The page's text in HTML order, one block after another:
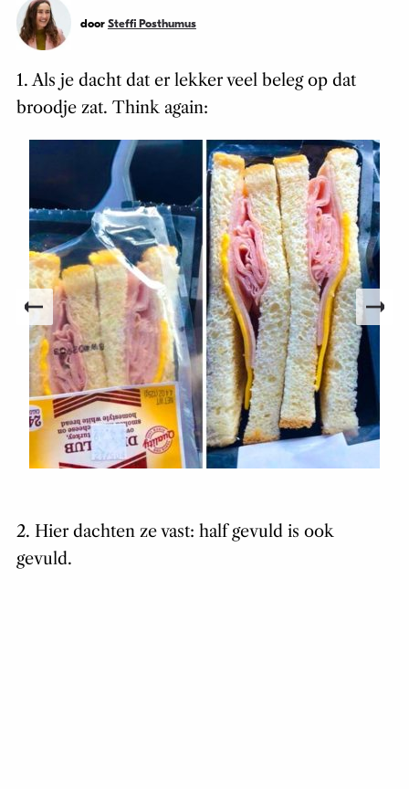
door Steffi Posthumus
1. Als je dacht dat er lekker veel beleg op dat
broodje zat. Think again:
2. Hier dachten ze vast: half gevuld is ook
gevuld.